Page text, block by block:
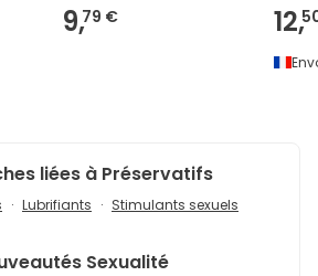
9,79 € 12,
liées à Préservatifs
Lubrifiants Stimulants sexuels
Sexualité